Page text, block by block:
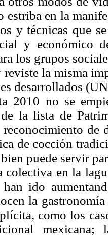
estriba en la
y técnicas que
y económico
los grupos
la misma
desarrollados
2010 no se
la lista de
reconocimiento de
de cocción
puede servir
colectiva en la
han ido
la
como los
mexicana;